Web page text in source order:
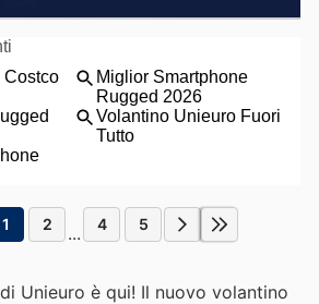
1 2 ... 4 5
Unieuro è qui! Il nuovo volantino